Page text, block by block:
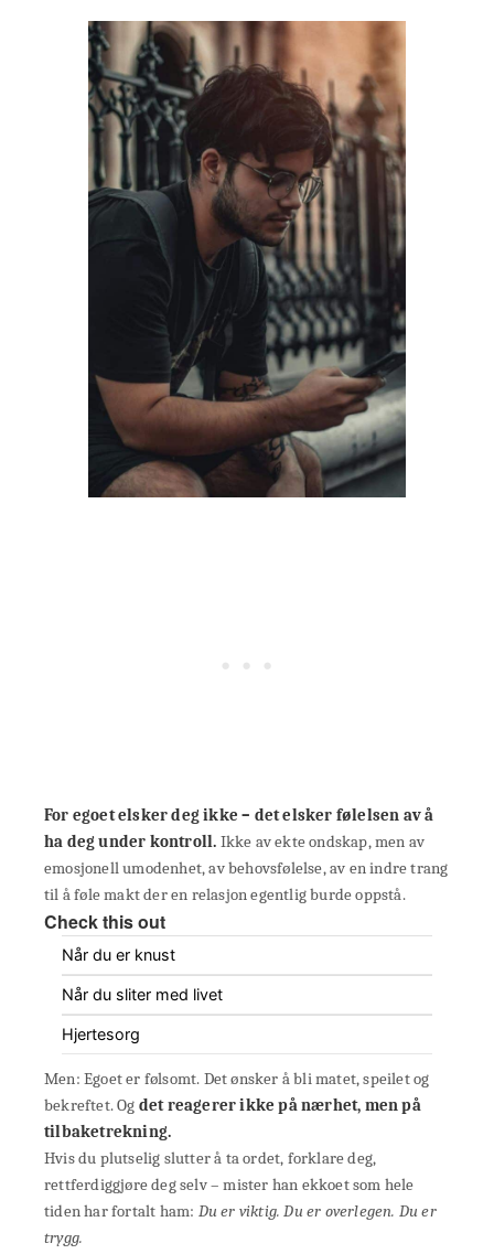
For egoet elsker deg ikke – det elsker følelsen av å
ha deg under kontroll. Ikke av ekte ondskap, men av
emosjonell umodenhet, av behovsfølelse, av en indre trang
til å føle makt der en relasjon egentlig burde oppstå.
Check this out
Når du er knust
Når du sliter med livet
Hjertesorg
Men: Egoet er følsomt. Det ønsker å bli matet, speilet og
bekreftet. Og det reagerer ikke på nærhet, men på
tilbaketrekning.
Hvis du plutselig slutter å ta ordet, forklare deg,
rettferdiggjøre deg selv – mister han ekkoet som hele
tiden har fortalt ham: Du er viktig. Du er overlegen. Du er
trygg.